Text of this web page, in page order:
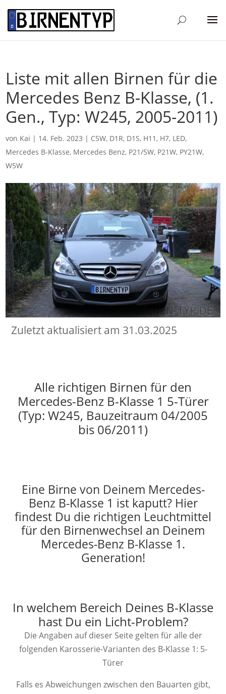
Liste mit allen Birnen für die
Mercedes Benz B-Klasse, (1.
Gen., Typ: W245, 2005-2011)
von Kai | 14. Feb. 2023 | C5W, D1R, D1S, H11, H7, LED,
Mercedes B-Klasse, Mercedes Benz, P21/5W, P21W, PY21W,
W5W
Zuletzt aktualisiert am 31.03.2025
Alle richtigen Birnen für den
Mercedes-Benz B-Klasse 1 5-Türer
(Typ: W245, Bauzeitraum 04/2005
bis 06/2011)
Eine Birne von Deinem Mercedes-
Benz B-Klasse 1 ist kaputt? Hier
findest Du die richtigen Leuchtmittel
für den Birnenwechsel an Deinem
Mercedes-Benz B-Klasse 1.
Generation!
In welchem Bereich Deines B-Klasse
hast Du ein Licht-Problem?
Die Angaben auf dieser Seite gelten für alle der
folgenden Karosserie-Varianten des B-Klasse 1: 5-
Türer
Falls es Abweichungen zwischen den Bauarten gibt,